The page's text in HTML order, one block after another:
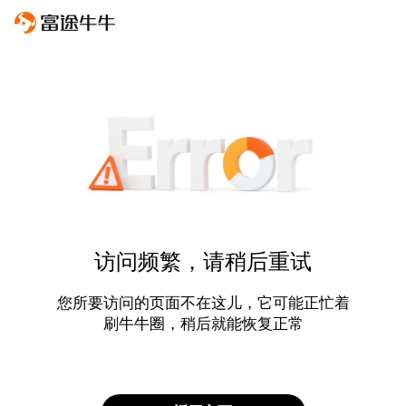
访问频繁，请稍后重试
您所要访问的页面不在这儿，它可能正忙着
刷牛牛圈，稍后就能恢复正常